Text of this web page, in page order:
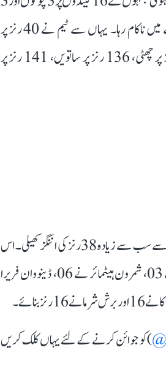
چھکوں کی مدد سے 36 رنز بنائے۔ راجستھان پہلا وکٹ گرنے کے بعد سنبھلنے میں ناکام رہا۔ یہاں سے ٹیم نے 40 رنز پر
دوسری، 68 رنز پر تیسری، 87 رنز پر چوتھی، 91 رنز پر پانچویں، 115 رنز پر چھٹی، 136 رنز پر ساتویں، 141 رنز پر
ٹیم کی جانب سے رویندرا جڈیجا نے 25 گیندوں پر 3 چوکوں اور 2 چھکوں کی مدد سے سب سے زیادہ 38 رنز کی اننگز کھیلی۔ اس
کے علاوہ سوریاونشی نے 36، دھرو جوریل نے 24، کپتان یشسوی جیسوال نے 03، شمرون ہیٹمائر نے 06، ڈینووان فریرا
) کو جوائن کرنے کے لئے یہاں کلک کریں